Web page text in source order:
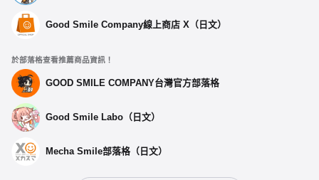
Good Smile Company線上商店 X（日文）
於部落格查看推薦商品資訊！
GOOD SMILE COMPANY台灣官方部落格
Good Smile Labo（日文）
Mecha Smile部落格（日文）